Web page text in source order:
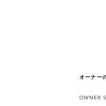
オーナー
OWNER